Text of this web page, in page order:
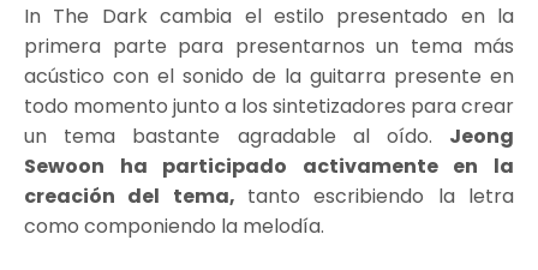
In The Dark cambia el estilo presentado en la
primera parte para presentarnos un tema más
acústico con el sonido de la guitarra presente en
todo momento junto a los sintetizadores para crear
un tema bastante agradable al oído. Jeong
Sewoon ha participado activamente en la
creación del tema, tanto escribiendo la letra
como componiendo la melodía.